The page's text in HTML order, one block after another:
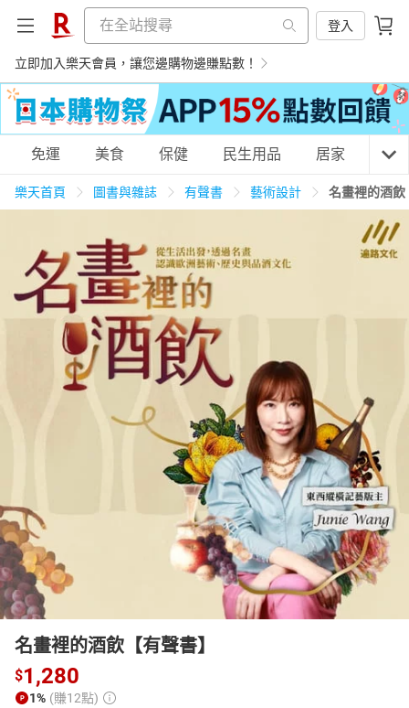
登入
立即加入樂天會員，讓您邊購物邊賺點數！
購物網分類
美食蛋糕 養生保健 民生用品
居家生活 3C家電
化妝保養 情趣用品
電子/紙本書
免運 美食 保健 民生用品 居家 3C
樂天首頁 圖書與雜誌 有聲書 藝術設計 名畫裡的酒飲
名畫裡的酒飲【有聲書】
$1,280
1% (賺12點)